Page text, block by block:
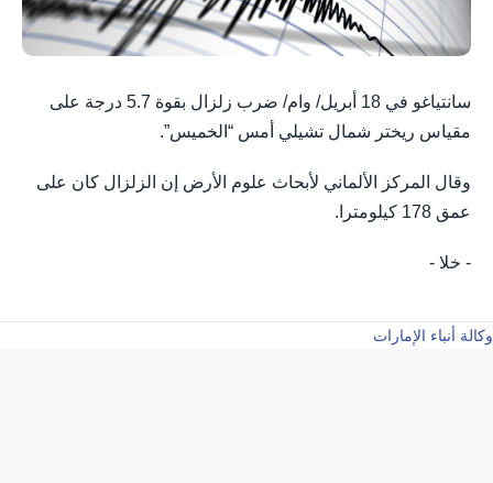
سانتياغو في 18 أبريل/ وام/ ضرب زلزال بقوة 5.7 درجة على
مقياس ريختر شمال تشيلي أمس “الخميس”.
وقال المركز الألماني لأبحاث علوم الأرض إن الزلزال كان على
عمق 178 كيلومترا.
- خلا -
وكالة أنباء الإمارات